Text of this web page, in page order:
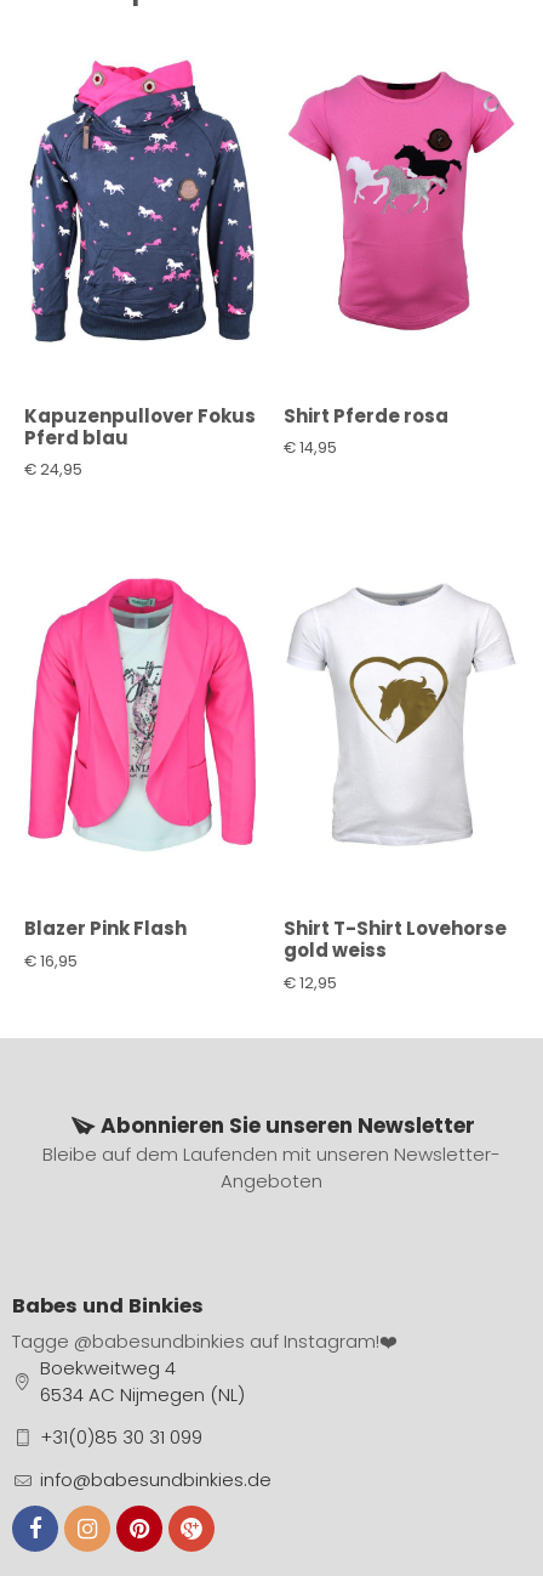
Kapuzenpullover Fokus
Pferd blau
€24,95
Shirt Pferde rosa
€14,95
Blazer Pink Flash
€16,95
Shirt T-Shirt Lovehorse
gold weiss
€12,95
Abonnieren Sie unseren Newsletter
Bleibe auf dem Laufenden mit unseren Newsletter-
Angeboten
Babes und Binkies
Tagge @babesundbinkies auf Instagram!❤️
Boekweitweg 4
6534 AC Nijmegen (NL)
+31(0)85 30 31 099
info@babesundbinkies.de